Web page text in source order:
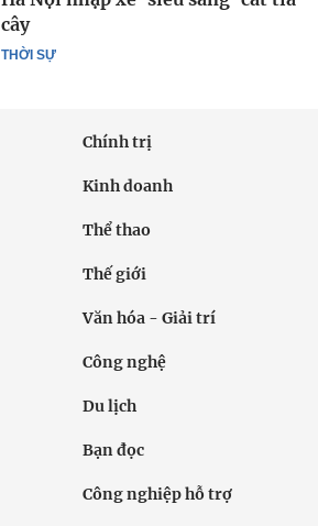
THỜI SỰ
cây
Chính trị
Kinh doanh
Thể thao
Thế giới
Văn hóa - Giải trí
Công nghệ
Du lịch
Bạn đọc
Công nghiệp hỗ trợ